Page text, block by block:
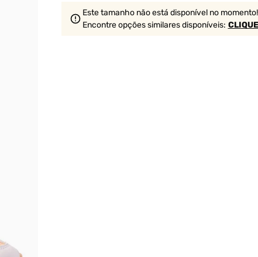
Este tamanho não está disponível no momento!
Encontre opções similaresdisponíveis: